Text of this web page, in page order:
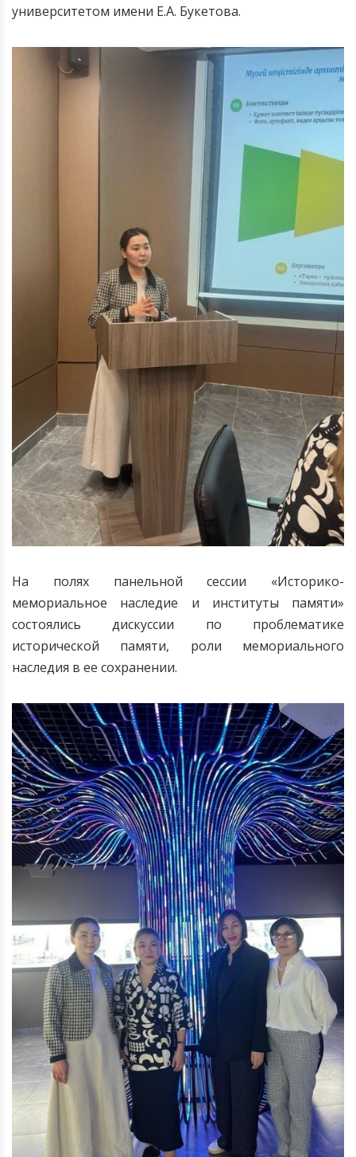
университетом имени Е.А. Букетова.
На полях панельной сессии «Историко-
мемориальное наследие и институты памяти»
состоялись дискуссии по проблематике
исторической памяти, роли мемориального
наследия в ее сохранении.